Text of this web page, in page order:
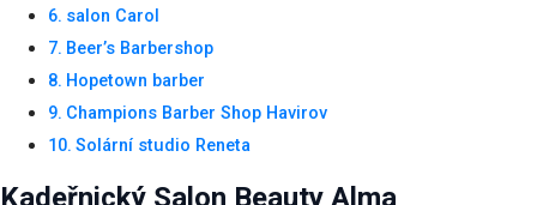
salon Carol
Beer’s Barbershop
Hopetown barber
Champions Barber Shop Havirov
Solární studio Reneta
Kadeřnický Salon Beauty Alma
nejlépe.
cookies
odmítnete,
některé
funkce z
webu zmizí.